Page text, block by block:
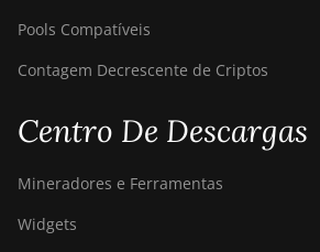
Pools Compatíveis
Contagem Decrescente de Criptos
Centro De Descargas
Mineradores e Ferramentas
Widgets